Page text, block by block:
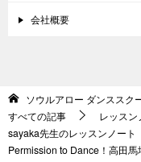
会社概要
ソウルアロー ダンススク
すべての記事
レッスン
sayaka先生のレッスンノート
Permission to Dance！高田